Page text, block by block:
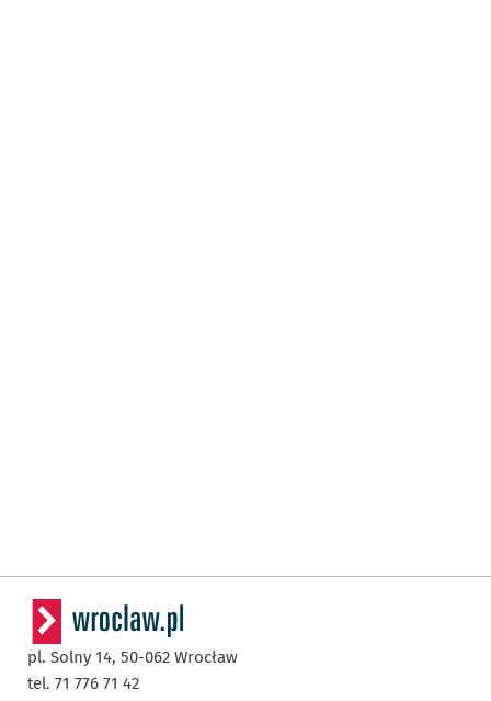
pl. Solny 14, 50-062 Wrocław
tel. 71 776 71 42